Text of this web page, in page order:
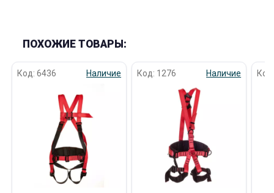
ПОХОЖИЕ ТОВАРЫ:
Код: 6436 Наличие Код: 1276 Наличие